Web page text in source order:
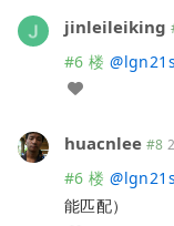
jinleileiking
#6 楼 @
huacnlee #8
#6 楼 @
能匹配）